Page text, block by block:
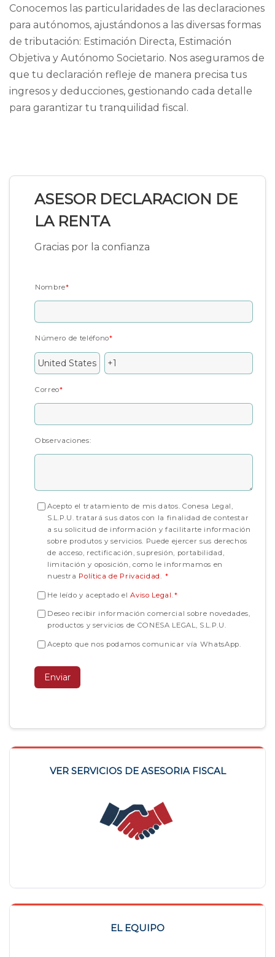
Conocemos las particularidades de las declaraciones
para autónomos, ajustándonos a las diversas formas
de tributación: Estimación Directa, Estimación
Objetiva y Autónomo Societario. Nos aseguramos de
que tu declaración refleje de manera precisa tus
ingresos y deducciones, gestionando cada detalle
para garantizar tu tranquilidad fiscal.
ASESOR DECLARACION DE
LA RENTA
Gracias por la confianza
Nombre*
Número de teléfono*
Correo*
Observaciones:
Acepto el tratamiento de mis datos. Conesa Legal,
S.L.P.U. tratará sus datos con la finalidad de contestar
a su solicitud de información y facilitarte información
sobre produtos y servicios. Puede ejercer sus derechos
de acceso, rectificación, supresión, portabilidad,
limitación y oposición, como le informamos en
nuestra Política de Privacidad. *
He leído y aceptado elAviso Legal *
Deseo recibir información comercial sobre novedades,
productos y servicios de CONESA LEGAL, S.L.P.U.
Acepto que nos podamos comunicar vía WhatsApp.
VER SERVICIOS DE ASESORIA FISCAL
EL EQUIPO